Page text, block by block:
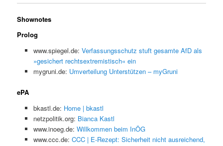
Shownotes
Prolog
www.spiegel.de: Verfassungsschutz stuft gesamte AfD als
»gesichert rechtsextremistisch« ein
mygruni.de: Umverteilung Unterstützen – myGruni
ePA
bkastl.de: Home | bkastl
netzpolitik.org: Bianca Kastl
www.inoeg.de: Willkommen beim InÖG
www.ccc.de: CCC | E-Rezept: Sicherheit nicht ausreichend,